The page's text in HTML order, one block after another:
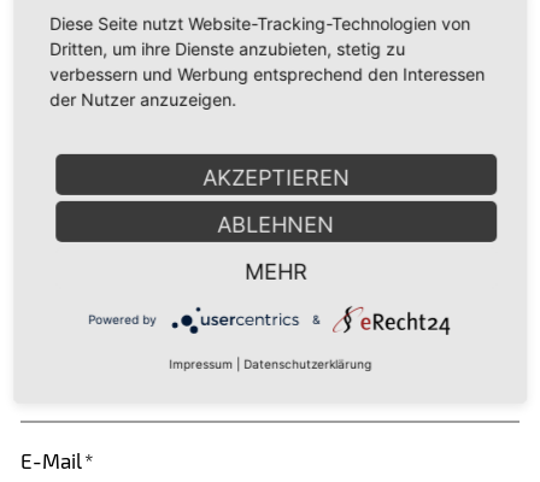
Name
Bitte kontaktieren Sie mich
E-Mail*
Diese Seite nutzt Website-Tracking-Technologien von
Dritten, um ihre Dienste anzubieten, stetig zu
verbessern und Werbung entsprechend den Interessen
der Nutzer anzuzeigen.
AKZEPTIEREN
ABLEHNEN
MEHR
Powered by &
Impressum Datenschutzerklärung